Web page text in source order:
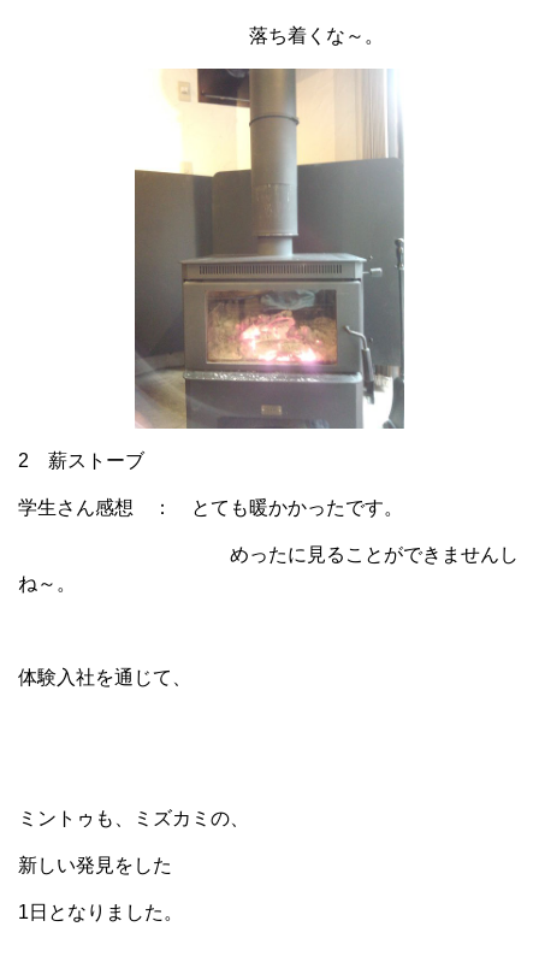
落ち着くな～。
2 薪ストーブ
学生さん感想 ： とても暖かかったです。
めったに見ることができませんし
ね～。
体験入社を通じて、
ミントゥも、ミズカミの、
新しい発見をした
1日となりました。